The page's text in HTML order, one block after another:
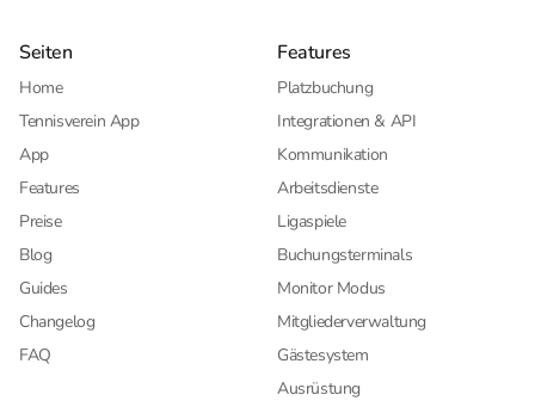
Seiten
Home
Tennisverein App
App
Features
Preise
Blog
Guides
Changelog
FAQ
Features
Platzbuchung
Integrationen & API
Kommunikation
Arbeitsdienste
Ligaspiele
Buchungsterminals
Monitor Modus
Mitgliederverwaltung
Gästesystem
Ausrüstung